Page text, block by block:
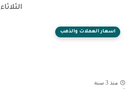
الثلاثاء 21...
اسعار العملات والذهب
منذ 3 سنة